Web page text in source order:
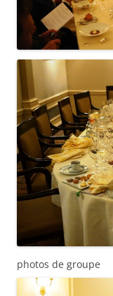
photos de groupe